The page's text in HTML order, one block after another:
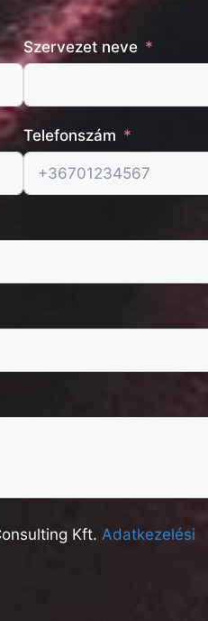
Szervezet neve
Telefonszám
Kft. Adatkezelési